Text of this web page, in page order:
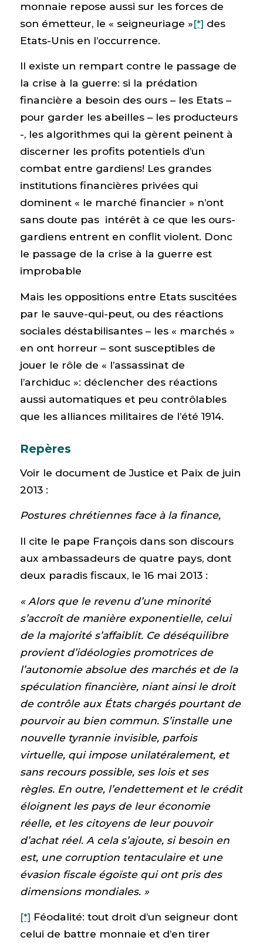
monnaie repose aussi sur les forces de
son émetteur, le « seigneuriage »[*] des
Etats-Unis en l’occurrence.
Il existe un rempart contre le passage de
la crise à la guerre: si la prédation
financière a besoin des ours – les Etats –
pour garder les abeilles – les producteurs
-, les algorithmes qui la gèrent peinent à
discerner les profits potentiels d’un
combat entre gardiens! Les grandes
institutions financières privées qui
dominent « le marché financier » n’ont
sans doute pas intérêt à ce que les ours-
gardiens entrent en conflit violent. Donc
le passage de la crise à la guerre est
improbable
Mais les oppositions entre Etats suscitées
par le sauve-qui-peut, ou des réactions
sociales déstabilisantes – les « marchés »
en ont horreur – sont susceptibles de
jouer le rôle de « l’assassinat de
l’archiduc »: déclencher des réactions
aussi automatiques et peu contrôlables
que les alliances militaires de l’été 1914.
Repères
Voir le document de Justice et Paix de juin
2013 :
Postures chrétiennes face à la finance,
Il cite le pape François dans son discours
aux ambassadeurs de quatre pays, dont
deux paradis fiscaux, le 16 mai 2013 :
« Alors que le revenu d’une minorité
s’accroît de manière exponentielle, celui
de la majorité s’affaiblit. Ce déséquilibre
provient d’idéologies promotrices de
l’autonomie absolue des marchés et de la
spéculation financière, niant ainsi le droit
de contrôle aux États chargés pourtant de
pourvoir au bien commun. S’installe une
nouvelle tyrannie invisible, parfois
virtuelle, qui impose unilatéralement, et
sans recours possible, ses lois et ses
règles. En outre, l’endettement et le crédit
éloignent les pays de leur économie
réelle, et les citoyens de leur pouvoir
d’achat réel. A cela s’ajoute, si besoin en
est, une corruption tentaculaire et une
évasion fiscale égoïste qui ont pris des
dimensions mondiales. »
[*] Féodalité: tout droit d’un seigneur dont
celui de battre monnaie et d’en tirer